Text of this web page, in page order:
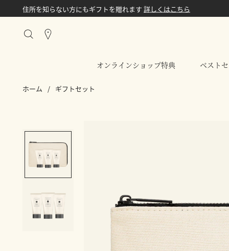
住所を知らない方にもギフトを贈れます 詳しくはこちら
オンラインショップ特典 ベスト
Stores
ホーム / ギフトセット